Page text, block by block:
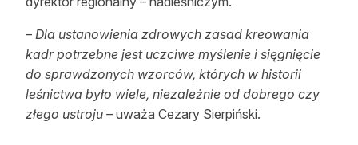
– Dla ustanowienia zdrowych zasad kreowania
kadr potrzebne jest uczciwe myślenie i sięgnięcie
do sprawdzonych wzorców, których w historii
leśnictwa było wiele, niezależnie od dobrego czy
złego ustroju – uważa Cezary Sierpiński.